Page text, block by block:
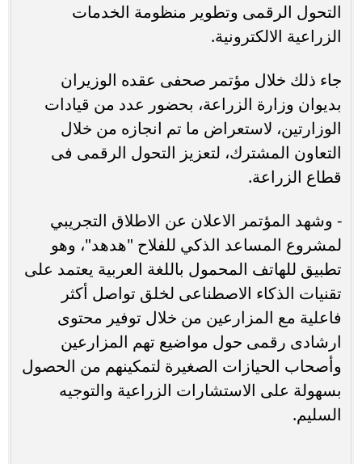
التحول الرقمى وتطوير منظومة الخدمات
الزراعية الالكترونية.
‏جاء ذلك خلال مؤتمر صحفى عقده الوزيران
بديوان وزارة الزراعة، بحضور عدد من قيادات
الوزارتين، لاستعراض ما تم انجازه من خلال
التعاون المشترك، لتعزيز التحول الرقمى فى
قطاع الزراعة.
- ‏وشهد المؤتمر الاعلان عن الاطلاق التجريبي
لمشروع المساعد الذكي للفلاح "هدهد"، وهو
تطبيق للهاتف المحمول باللغة العربية يعتمد على
تقنيات الذكاء الاصطناعى لخلق تواصل أكثر
فاعلية مع المزارعين من خلال توفير محتوى
ارشادى رقمى حول مواضيع تهم المزارعين
وأصحاب الحيازات الصغيرة لتمكينهم من الحصول
بسهولة على الاستشارات الزراعية والتوجيه
السليم.